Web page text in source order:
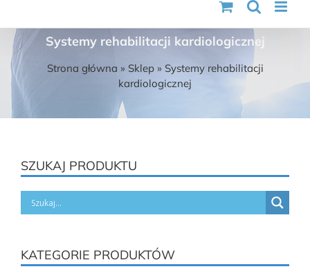
Systemy rehabilitacji kardiologicznej
Strona główna » Sklep» Systemy rehabilitacji
kardiologicznej
SZUKAJ PRODUKTU
KATEGORIE PRODUKTÓW